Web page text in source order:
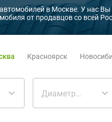
в Москве. У нас
от продавцов со всей
Красноярск
Диаметр